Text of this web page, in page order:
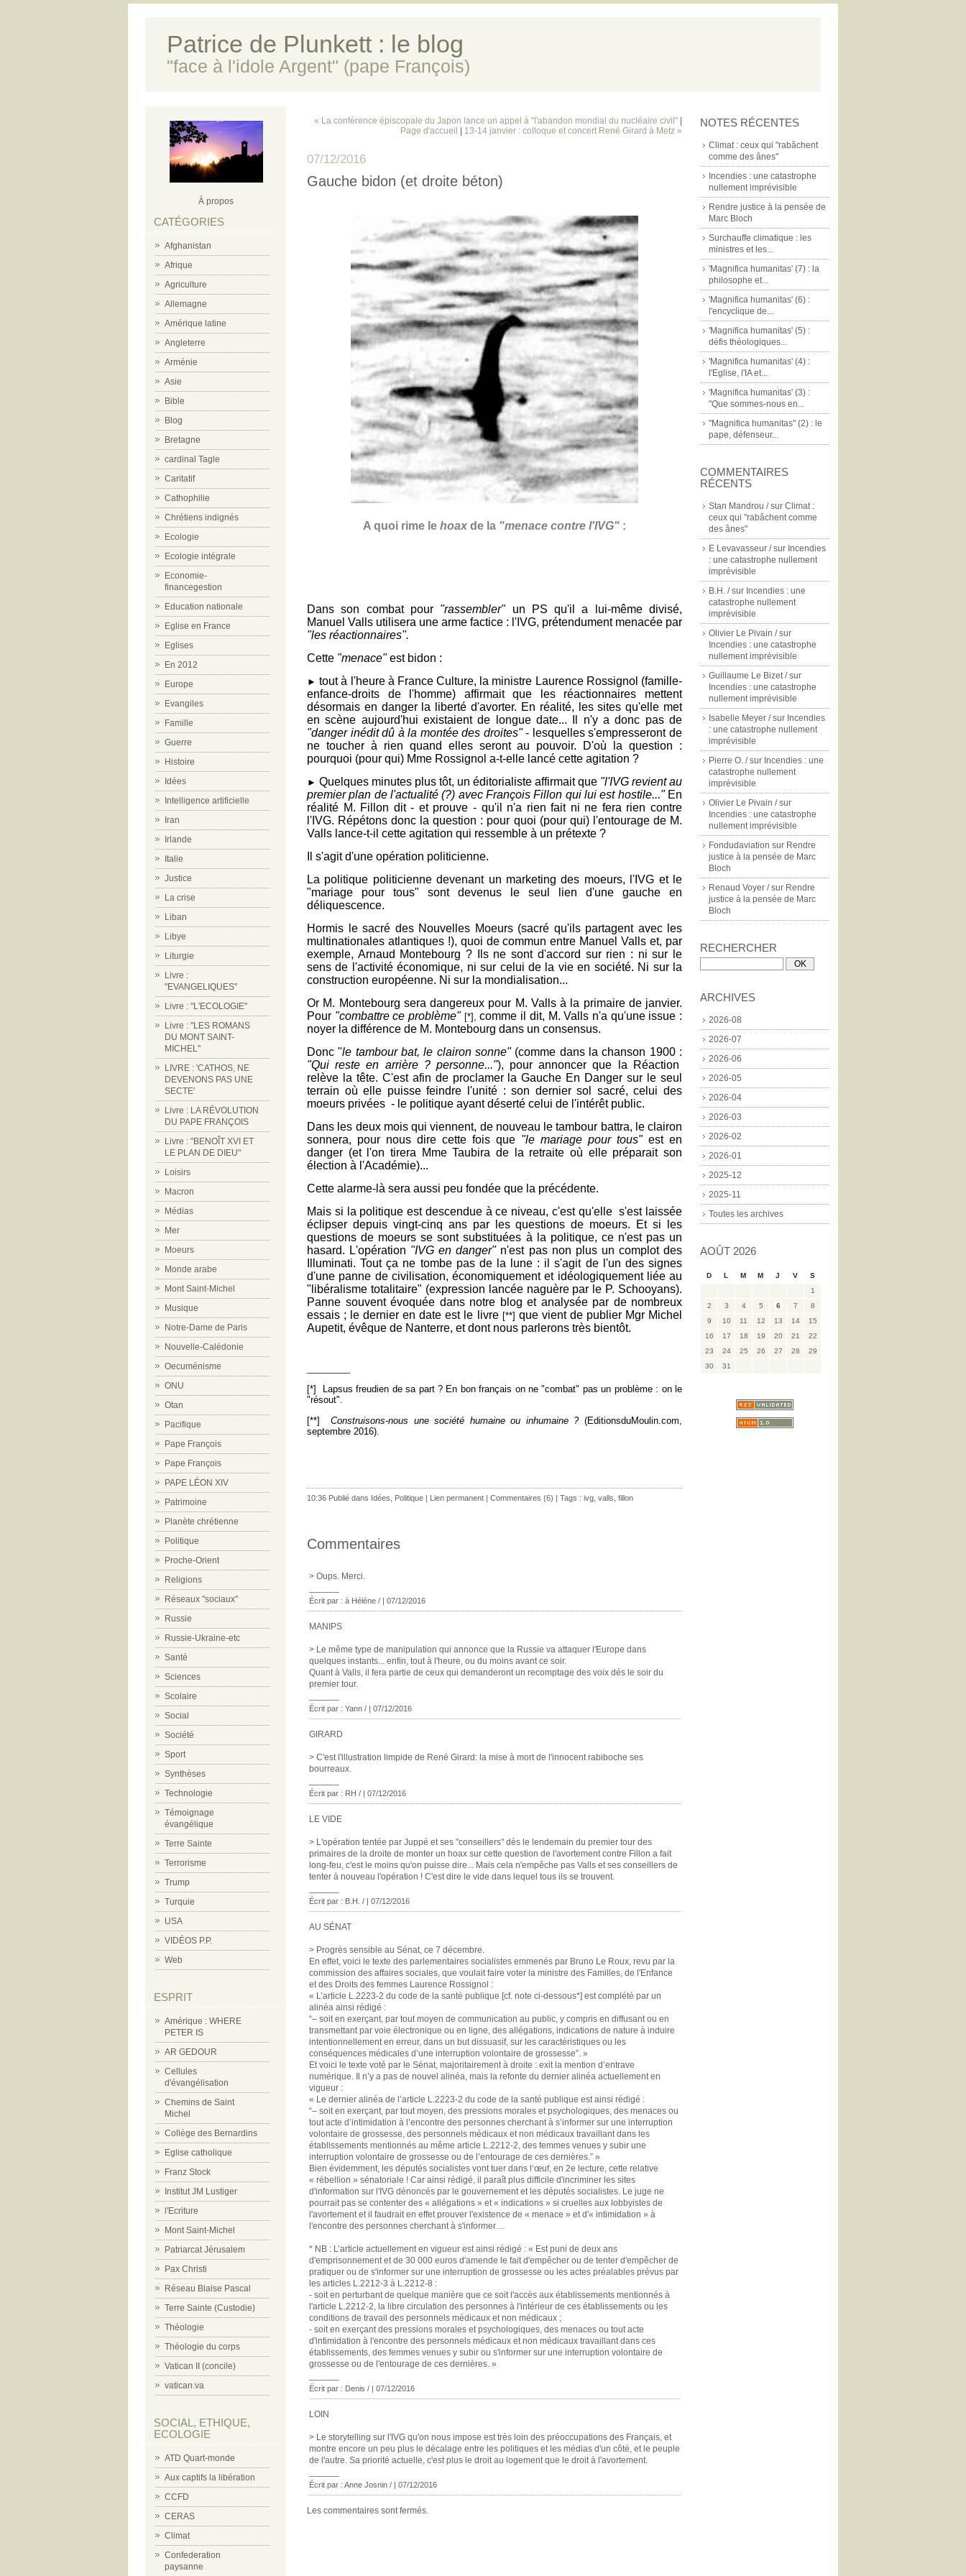
Patrice de Plunkett : le blog
"face à l'idole Argent" (pape François)
À propos
CATÉGORIES
Afghanistan
Afrique
Agriculture
Allemagne
Amérique latine
Angleterre
Arménie
Asie
Bible
Blog
Bretagne
cardinal Tagle
Caritatif
Cathophilie
Chrétiens indignés
Ecologie
Ecologie intégrale
Economie-
financegestion
Education nationale
Eglise en France
Eglises
En 2012
Europe
Evangiles
Famille
Guerre
Histoire
Idées
Intelligence artificielle
Iran
Irlande
Italie
Justice
La crise
Liban
Libye
Liturgie
Livre :
"EVANGELIQUES"
Livre : "L'ECOLOGIE"
Livre : "LES ROMANS
DU MONT SAINT-
MICHEL"
LIVRE : 'CATHOS, NE
DEVENONS PAS UNE
SECTE'
Livre : LA RÉVOLUTION
DU PAPE FRANÇOIS
Livre : "BENOÎT XVI ET
LE PLAN DE DIEU"
Loisirs
Macron
Médias
Mer
Moeurs
Monde arabe
Mont Saint-Michel
Musique
Notre-Dame de Paris
Nouvelle-Calédonie
Oecuménisme
ONU
Otan
Pacifique
Pape François
Pape François
PAPE LÉON XIV
Patrimoine
Planète chrétienne
Politique
Proche-Orient
Religions
Réseaux "sociaux"
Russie
Russie-Ukraine-etc
Santé
Sciences
Scolaire
Social
Société
Sport
Synthèses
Technologie
Témoignage
évangélique
Terre Sainte
Terrorisme
Trump
Turquie
USA
VIDÉOS P.P.
Web
ESPRIT
Amérique : WHERE
PETER IS
AR GEDOUR
Cellules
d'évangélisation
Chemins de Saint
Michel
Collège des Bernardins
Eglise catholique
Franz Stock
Institut JM Lustiger
l'Ecriture
Mont Saint-Michel
Patriarcat Jérusalem
Pax Christi
Réseau Blaise Pascal
Terre Sainte (Custodie)
Théologie
Théologie du corps
Vatican II (concile)
vatican.va
SOCIAL, ETHIQUE,
ECOLOGIE
ATD Quart-monde
Aux captifs la libération
CCFD
CERAS
Climat
Confederation
paysanne
NOTES RÉCENTES
Climat : ceux qui "rabâchent
comme des ânes"
Incendies : une catastrophe
nullement imprévisible
Rendre justice à la pensée de
Marc Bloch
Surchauffe climatique : les
ministres et les...
'Magnifica humanitas' (7) : la
philosophe et...
'Magnifica humanitas' (6) :
l'encyclique de...
'Magnifica humanitas' (5) :
défis théologiques...
'Magnifica humanitas' (4) :
l'Eglise, l'IA et...
'Magnifica humanitas' (3) :
"Que sommes-nous en...
"Magnifica humanitas" (2) : le
pape, défenseur...
COMMENTAIRES
RÉCENTS
Stan Mandrou /sur Climat :
ceux qui "rabâchent comme
des ânes"
E Levavasseur /sur Incendies
: une catastrophe nullement
imprévisible
B.H. /sur Incendies : une
catastrophe nullement
imprévisible
Olivier Le Pivain /sur
Incendies : une catastrophe
nullement imprévisible
Guillaume Le Bizet /sur
Incendies : une catastrophe
nullement imprévisible
Isabelle Meyer /sur Incendies
: une catastrophe nullement
imprévisible
Pierre O. /sur Incendies : une
catastrophe nullement
imprévisible
Olivier Le Pivain /sur
Incendies : une catastrophe
nullement imprévisible
Fondudaviation sur Rendre
justice à la pensée de Marc
Bloch
Renaud Voyer /sur Rendre
justice à la pensée de Marc
Bloch
RECHERCHER
ARCHIVES
2026-08
2026-07
2026-06
2026-05
2026-04
2026-03
2026-02
2026-01
2025-12
2025-11
Toutes les archives
AOÛT 2026
D L M M J V
S
1
2
3 4 5 6 7
8
9
10 11 12 13 14
15
16
17 18 19 20 21
22
23
24 25 26 27 28
29
30
31
« La conférence épiscopale du Japon lance un appel à "l'abandon mondial du nucléaire civil"
Page d'accueil
13-14 janvier : colloque et concert René Girard à Metz »
07/12/2016
Gauche bidon (et droite béton)
A quoi rime le hoax de la "menace contre l'IVG" :
Dans son combat pour "rassembler"un PS qu'il a lui-même divisé,
Manuel Valls utilisera une arme factice : l'IVG, prétendument menacée par
"les réactionnaires".
Cette "menace"est bidon :
► tout à l'heure à France Culture, la ministre Laurence Rossignol (famille-
enfance-droits de l'homme) affirmait que les réactionnaires mettent
désormais en danger la liberté d'avorter. En réalité, les sites qu'elle met
en scène aujourd'hui existaient de longue date... Il n'y a donc pas de
"danger inédit dû à la montée des droites"- lesquelles s'empresseront de
ne toucher à rien quand elles seront au pouvoir. D'où la question :
pourquoi (pour qui) Mme Rossignol a-t-elle lancé cette agitation ?
► Quelques minutes plus tôt, un éditorialiste affirmait que "l'IVG revient au
premier plan de l'actualité (?) avec François Fillon qui lui est hostile..."En
réalité M. Fillon dit - et prouve - qu'il n'a rien fait ni ne fera rien contre
l'IVG. Répétons donc la question : pour quoi (pour qui) l'entourage de M.
Valls lance-t-il cette agitation qui ressemble à un prétexte ?
Il s'agit d'une opération politicienne.
La politique politicienne devenant un marketing des moeurs, l'IVG et le
"mariage pour tous" sont devenus le seul lien d'une gauche en
déliquescence.
Hormis le sacré des Nouvelles Moeurs (sacré qu'ils partagent avec les
multinationales atlantiques !), quoi de commun entre Manuel Valls et, par
exemple, Arnaud Montebourg ? Ils ne sont d'accord sur rien : ni sur le
sens de l'activité économique, ni sur celui de la vie en société. Ni sur la
construction européenne. Ni sur la mondialisation...
Or M. Montebourg sera dangereux pour M. Valls à la primaire de janvier.
Pour "combattre ce problème" [*],
comme il dit, M. Valls n'a qu'une issue :
noyer la différence de M. Montebourg dans un consensus.
Donc "le tambour bat, le clairon sonne"(comme dans la chanson 1900 :
"Qui reste en arrière ? personne..."), pour annoncer que la Réaction
relève la tête. C'est afin de proclamer la Gauche En Danger sur le seul
terrain où elle puisse feindre l'unité : son dernier sol sacré, celui des
moeurs privées - le politique ayant déserté celui de l'intérêt public.
Dans les deux mois qui viennent, de nouveau le tambour battra, le clairon
sonnera, pour nous dire cette fois que "le mariage pour tous"est en
danger (et l'on tirera Mme Taubira de la retraite où elle préparait son
élection à l'Académie)...
Cette alarme-là sera aussi peu fondée que la précédente.
Mais si la politique est descendue à ce niveau, c'est qu'elle s'est laissée
éclipser depuis vingt-cinq ans par les questions de moeurs. Et si les
questions de moeurs se sont substituées à la politique, ce n'est pas un
hasard. L'opération "IVG en danger"n'est pas non plus un complot des
Illuminati. Tout ça ne tombe pas de la lune : il s'agit de l'un des signes
d'une panne de civilisation, économiquement et idéologiquement liée au
"libéralisme totalitaire" (expression lancée naguère par le P. Schooyans).
Panne souvent évoquée dans notre blog et analysée par de nombreux
essais ; le dernier en date est le livre [**] que vient de publier Mgr Michel
Aupetit, évêque de Nanterre, et dont nous parlerons très bientôt.
[*] Lapsus freudien de sa part ? En bon français on ne "combat" pas un problème : on le
"résout".
[**]Construisons-nous une société humaine ou inhumaine ?(EditionsduMoulin.com,
septembre 2016).
10:36 Publié dans Idées Politique | Lien permanent | Commentaires (6) | Tags : ivg valls fillon
Commentaires
> Oups. Merci.
Écrit par : à Hélène / | 07/12/2016
MANIPS
> Le même type de manipulation qui annonce que la Russie va attaquer l'Europe dans
quelques instants... enfin, tout à l'heure, ou du moins avant ce soir.
Quant à Valls, il fera partie de ceux qui demanderont un recomptage des voix dés le soir du
premier tour.
Écrit par : Yann / | 07/12/2016
GIRARD
> C'est l'illustration limpide de René Girard: la mise à mort de l'innocent rabiboche ses
bourreaux.
Écrit par : RH / | 07/12/2016
LE VIDE
> L'opération tentée par Juppé et ses "conseillers" dès le lendemain du premier tour des
primaires de la droite de monter un hoax sur cette question de l'avortement contre Fillon a fait
long-feu, c'est le moins qu'on puisse dire... Mais cela n'empêche pas Valls et ses conseillers de
tenter à nouveau l'opération ! C'est dire le vide dans lequel tous ils se trouvent.
Écrit par : B.H. / | 07/12/2016
AU SÉNAT
> Progrès sensible au Sénat, ce 7 décembre.
En effet, voici le texte des parlementaires socialistes emmenés par Bruno Le Roux, revu par la
commission des affaires sociales, que voulait faire voter la ministre des Familles, de l'Enfance
et des Droits des femmes Laurence Rossignol :
« L’article L.2223-2 du code de la santé publique [cf. note ci-dessous*] est complété par un
alinéa ainsi rédigé :
“– soit en exerçant, par tout moyen de communication au public, y compris en diffusant ou en
transmettant par voie électronique ou en ligne, des allégations, indications de nature à induire
intentionnellement en erreur, dans un but dissuasif, sur les caractéristiques ou les
conséquences médicales d’une interruption volontaire de grossesse”. »
Et voici le texte voté par le Sénat, majoritairement à droite : exit la mention d’entrave
numérique. Il n’y a pas de nouvel alinéa, mais la refonte du dernier alinéa actuellement en
vigueur :
« Le dernier alinéa de l’article L.2223-2 du code de la santé publique est ainsi rédigé :
“– soit en exerçant, par tout moyen, des pressions morales et psychologiques, des menaces ou
tout acte d’intimidation à l’encontre des personnes cherchant à s’informer sur une interruption
volontaire de grossesse, des personnels médicaux et non médicaux travaillant dans les
établissements mentionnés au même article L.2212-2, des femmes venues y subir une
interruption volontaire de grossesse ou de l’entourage de ces dernières.” »
Bien évidemment, les députés socialistes vont tuer dans l‘œuf, en 2e lecture, cette relative
« rébellion » sénatoriale ! Car ainsi rédigé, il paraît plus difficile d'incriminer les sites
d'information sur l'IVG dénoncés par le gouvernement et les députés socialistes. Le juge ne
pourrait pas se contenter des « allégations » et « indications » si cruelles aux lobbyistes de
l'avortement et il faudrait en effet prouver l'existence de « menace » et d'« intimidation » à
l'encontre des personnes cherchant à s'informer…
* NB : L’article actuellement en vigueur est ainsi rédigé : « Est puni de deux ans
d'emprisonnement et de 30 000 euros d'amende le fait d'empêcher ou de tenter d'empêcher de
pratiquer ou de s'informer sur une interruption de grossesse ou les actes préalables prévus par
les articles L.2212-3 à L.2212-8 :
- soit en perturbant de quelque manière que ce soit l'accès aux établissements mentionnés à
l'article L.2212-2, la libre circulation des personnes à l'intérieur de ces établissements ou les
conditions de travail des personnels médicaux et non médicaux ;
- soit en exerçant des pressions morales et psychologiques, des menaces ou tout acte
d'intimidation à l'encontre des personnels médicaux et non médicaux travaillant dans ces
établissements, des femmes venues y subir ou s'informer sur une interruption volontaire de
grossesse ou de l'entourage de ces dernières. »
Écrit par : Denis / | 07/12/2016
LOIN
> Le storytelling sur l'IVG qu'on nous impose est très loin des préoccupations des Français, et
montre encore un peu plus le décalage entre les politiques et les médias d'un côté, et le peuple
de l'autre. Sa priorité actuelle, c'est plus le droit au logement que le droit à l'avortement.
Écrit par : Anne Josnin / | 07/12/2016
Les commentaires sont fermés.